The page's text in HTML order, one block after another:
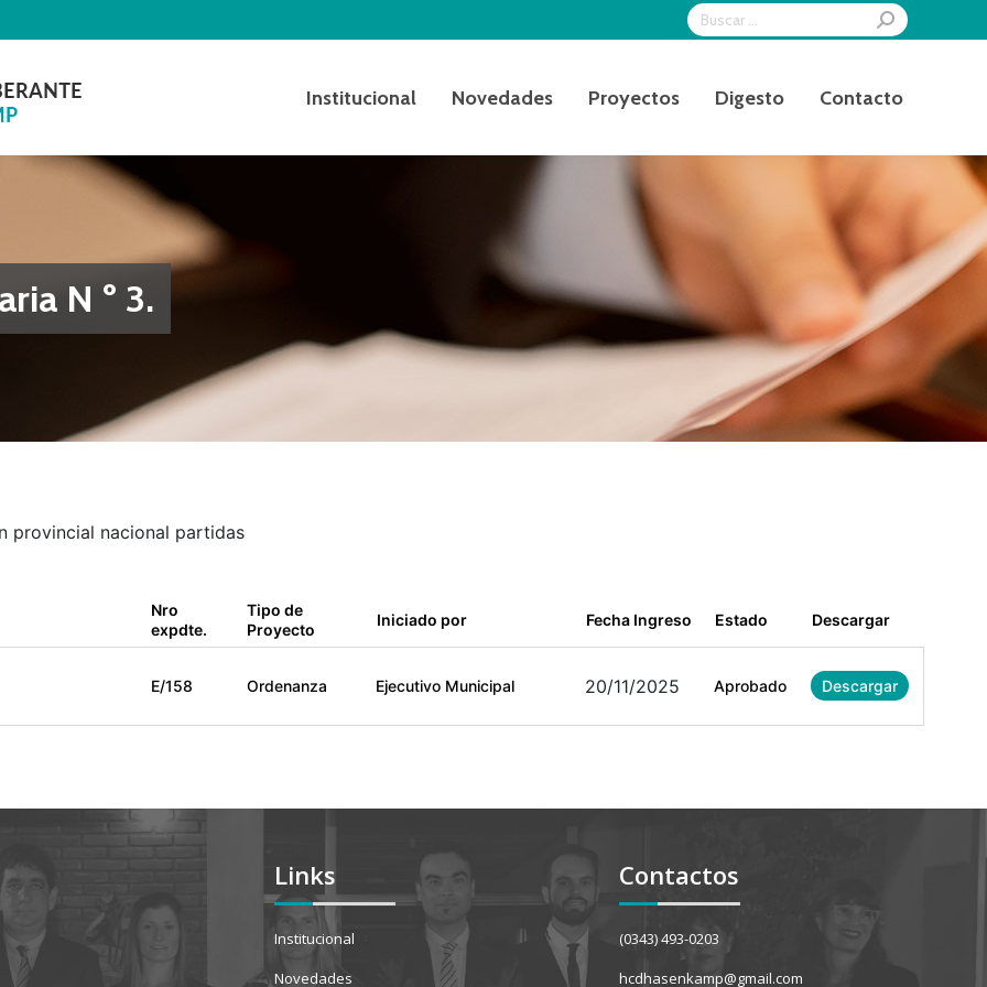
Search:
Institucional Novedades Proyectos Digesto Contacto
N º 3.
provincial nacional partidas
Nro
expdte.
Tipo de
Proyecto
Iniciado por Fecha Ingreso Estado Descargar
E/158 Ordenanza Ejecutivo Municipal 20/11/2025 Aprobado Descargar
Links
Institucional
Novedades
Contactos
(0343) 493-0203
hcdhasenkamp@gmail.com